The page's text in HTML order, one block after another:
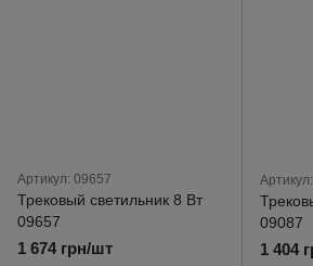
Артикул: 09657
Трековый светильник 8 Вт
09657
1 674 грн/шт
09087
1 404